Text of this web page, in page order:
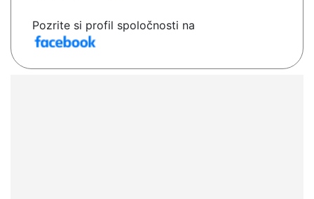
Pozrite si profil spoločnosti na